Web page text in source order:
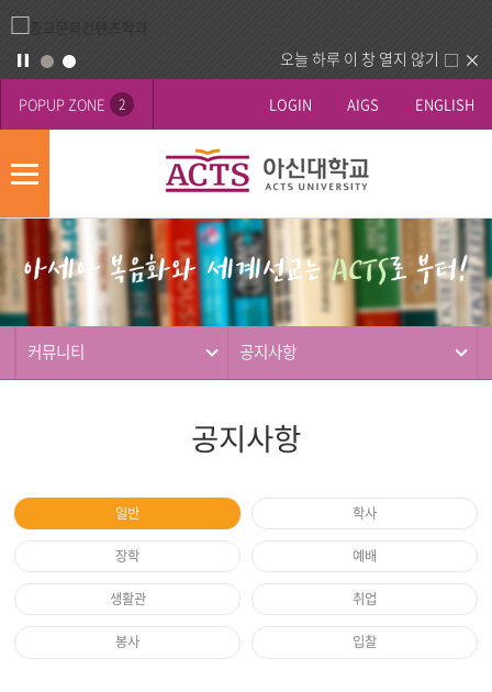
오늘 하루 이 창 열지 않기
POPUP ZONE 2 LOGIN AIGS ENGLISH
모
메
뉴
역
커뮤니티 공지사항
공지사항
일반 학사
장학 예배
생활관 취업
봉사 입찰